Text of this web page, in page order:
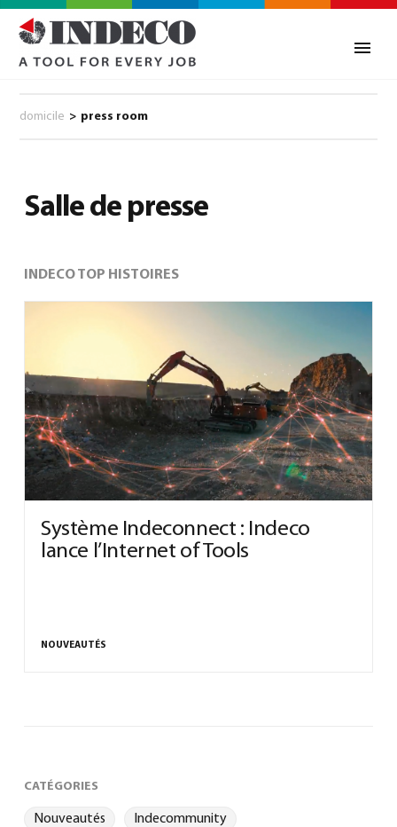
0
domicile > press room
Salle de presse
INDECO TOP HISTOIRES
Système Indeconnect : Indeco
lance l’Internet of Tools
NOUVEAUTÉS
CATÉGORIES
Nouveautés Indecommunity